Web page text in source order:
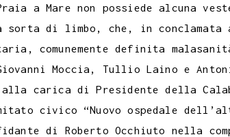
n
k
e
d
I
n
c
k
e
t
m
b
l
r
a
i
l
p
y
L
i
k
a Mare non possiede alcuna
di limbo, che, in conclamata
comunemente definita
Moccia, Tullio Laino e
carica di Presidente della
civico “Nuovo ospedale
di Roberto Occhiuto nella